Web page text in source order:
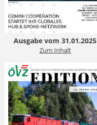
Ausgabe vom 31.01.2025
Zum Inhalt